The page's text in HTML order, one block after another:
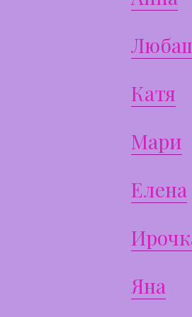
Катя
Мари
Елена
Яна